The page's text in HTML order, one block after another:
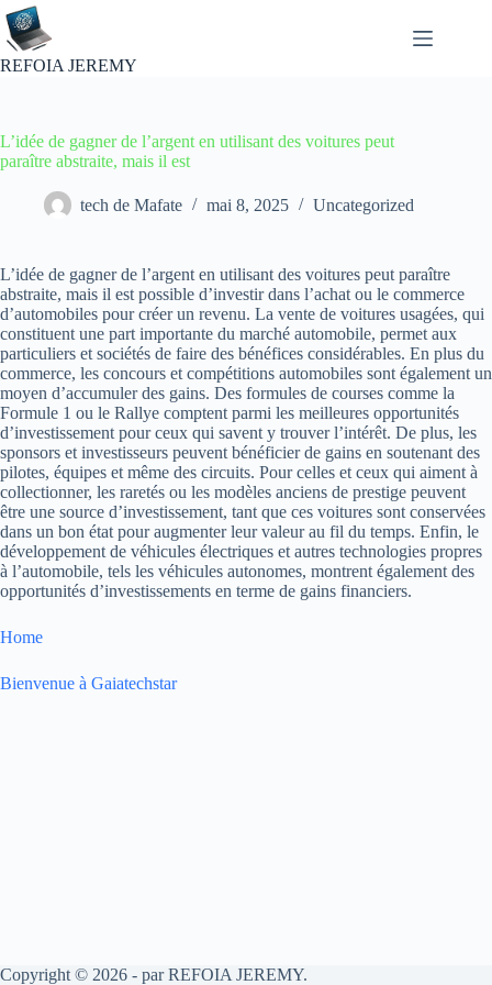
Passer
au
contenu
REFOIA JEREMY
L’idée de gagner de l’argent en utilisant des voitures peut
paraître abstraite, mais il est
tech de Mafate mai 8, 2025 Uncategorized
L’idée de gagner de l’argent en utilisant des voitures peut paraître
abstraite, mais il est possible d’investir dans l’achat ou le commerce
d’automobiles pour créer un revenu. La vente de voitures usagées, qui
constituent une part importante du marché automobile, permet aux
particuliers et sociétés de faire des bénéfices considérables. En plus du
commerce, les concours et compétitions automobiles sont également un
moyen d’accumuler des gains. Des formules de courses comme la
Formule 1 ou le Rallye comptent parmi les meilleures opportunités
d’investissement pour ceux qui savent y trouver l’intérêt. De plus, les
sponsors et investisseurs peuvent bénéficier de gains en soutenant des
pilotes, équipes et même des circuits. Pour celles et ceux qui aiment à
collectionner, les raretés ou les modèles anciens de prestige peuvent
être une source d’investissement, tant que ces voitures sont conservées
dans un bon état pour augmenter leur valeur au fil du temps. Enfin, le
développement de véhicules électriques et autres technologies propres
à l’automobile, tels les véhicules autonomes, montrent également des
opportunités d’investissements en terme de gains financiers.
Home
Bienvenue à Gaiatechstar
Copyright © 2026 - par REFOIA JEREMY.